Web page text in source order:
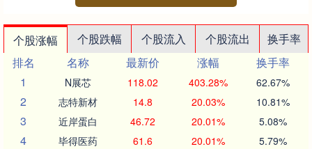
个股涨幅 个股跌幅 个股流入 个股流出
换手率
排名
名称 最新价 涨幅
换手率
1
N展芯 118.02 403.28% 62.67%
2 志特新材 14.8 20.03% 10.81%
3 近岸蛋白 46.72 20.01% 5.08%
4 毕得医药 61.6 20.01% 5.79%